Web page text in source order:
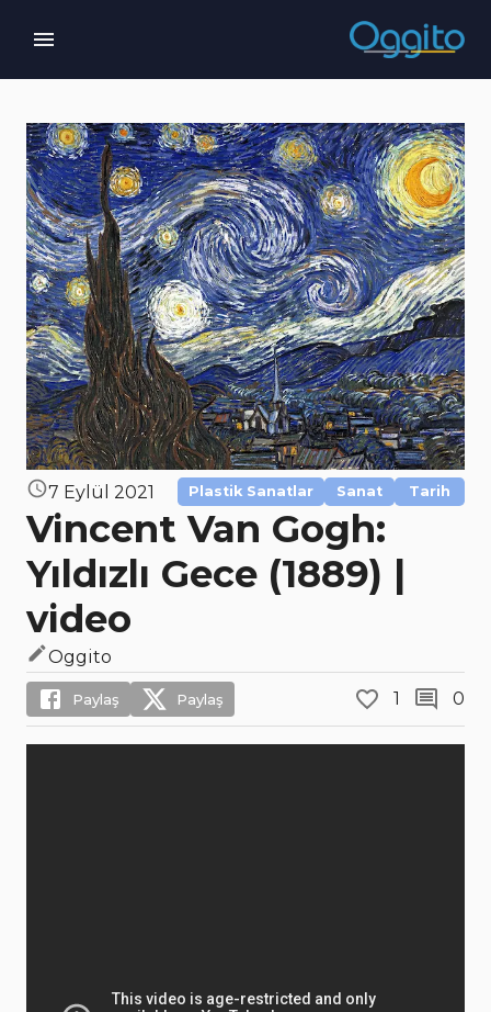
7 Eylül 2021 Plastik Sanatlar Sanat Tarih
Vincent Van Gogh:
Yıldızlı Gece (1889) |
video
Oggito
Paylaş Paylaş 1 0